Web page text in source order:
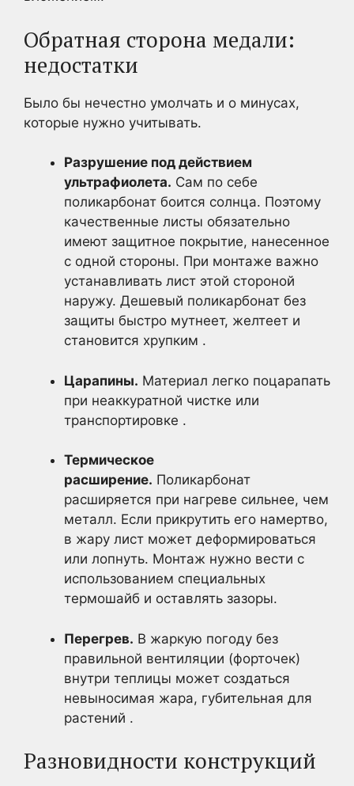
Обратная сторона медали:
недостатки
Было бы нечестно умолчать и о минусах,
которые нужно учитывать.
Разрушение под действием
ультрафиолета. Сам по себе
поликарбонат боится солнца. Поэтому
качественные листы обязательно
имеют защитное покрытие, нанесенное
с одной стороны. При монтаже важно
устанавливать лист этой стороной
наружу. Дешевый поликарбонат без
защиты быстро мутнеет, желтеет и
становится хрупким .
Царапины. Материал легко поцарапать
при неаккуратной чистке или
транспортировке .
Термическое
расширение. Поликарбонат
расширяется при нагреве сильнее, чем
металл. Если прикрутить его намертво,
в жару лист может деформироваться
или лопнуть. Монтаж нужно вести с
использованием специальных
термошайб и оставлять зазоры.
Перегрев. В жаркую погоду без
правильной вентиляции (форточек)
внутри теплицы может создаться
невыносимая жара, губительная для
растений .
Разновидности конструкций